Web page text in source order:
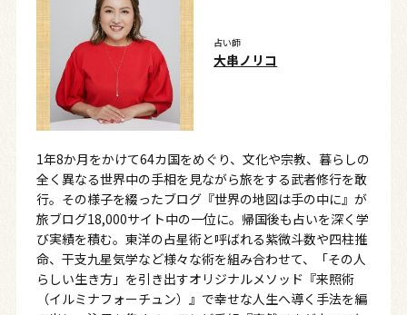
占い師
大串ノリコ
1年8か月をかけて64カ国をめぐり、文化や宗教、暮らしの
全く異なる世界中の手相を見ながら旅をする武者修行を敢
行。その様子を綴ったブログ『世界の地図は手の中に』が
旅ブログ18,000サイト中の一位に。帰国後も占いを深く学
び実績を積む。東洋の占星術と呼ばれる紫微斗数や四柱推
命、干支九星気学など様々な術を組み合わせて、「その人
らしい生き方」を引き出すオリジナルメソッド『来照術
（イルミナフォーチュン）』で幸せな人生へ導く手法を編